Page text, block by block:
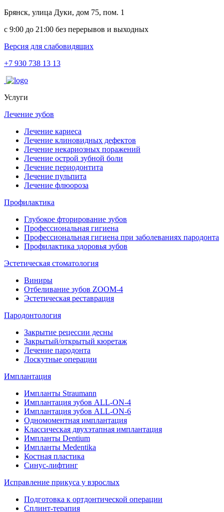
Брянск, улица Дуки, дом 75, пом. 1
с 9:00 до 21:00 без перерывов и выходных
Версия для слабовидящих
+7 930 738 13 13
Услуги
Лечение зубов
Лечение кариеса
Лечение клиновидных дефектов
Лечение некариозных поражений
Лечение острой зубной боли
Лечение периодонтита
Лечение пульпита
Лечение флюороза
Профилактика
Глубокое фторирование зубов
Профессиональная гигиена
Профессиональная гигиена при заболеваниях пародонта
Профилактика здоровья зубов
Эстетическая стоматология
Виниры
Отбеливание зубов ZOOM-4
Эстетическая реставрация
Пародонтология
Закрытие рецессии десны
Закрытый/открытый кюретаж
Лечение пародонта
Лоскутные операции
Имплантация
Импланты Straumann
Имплантация зубов ALL-ON-4
Имплантация зубов ALL-ON-6
Одномоментная имплантация
Классическая двухэтапная имплантация
Импланты Dentium
Импланты Medentika
Костная пластика
Синус-лифтинг
Исправление прикуса у взрослых
Подготовка к ортдонтической операции
Сплинт-терапия